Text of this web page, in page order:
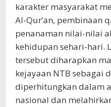
karakter masyarakat
Al-Qur’an, pembinaan
penanaman nilai-nilai
kehidupan sehari-hari.
tersebut diharapkan
kejayaan NTB sebagai
diperhitungkan dalam
nasional dan